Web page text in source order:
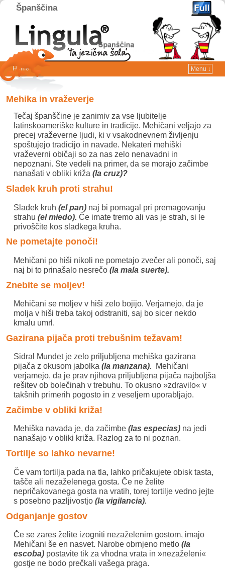
Španščina
Home
Menu ↓
Skip to primary content
Skip to secondary content
Mehika in vraževerje
Tečaj španščine je zanimiv za vse ljubitelje
latinskoameriške kulture in tradicije. Mehičani veljajo za
precej vraževerne ljudi, ki v vsakodnevnem življenju
spoštujejo tradicijo in navade. Nekateri mehiški
vraževerni običaji so za nas zelo nenavadni in
nepoznani. Ste vedeli na primer, da se morajo začimbe
nanašati v obliki križa (la cruz)?
Sladek kruh proti strahu!
Sladek kruh (el pan) naj bi pomagal pri premagovanju
strahu (el miedo). Če imate tremo ali vas je strah, si le
privoščite kos sladkega kruha.
Ne pometajte ponoči!
Mehičani po hiši nikoli ne pometajo zvečer ali ponoči, saj
naj bi to prinašalo nesrečo (la mala suerte).
Znebite se moljev!
Mehičani se moljev v hiši zelo bojijo. Verjamejo, da je
molja v hiši treba takoj odstraniti, saj bo sicer nekdo
kmalu umrl.
Gazirana pijača proti trebušnim težavam!
Sidral Mundet je zelo priljubljena mehiška gazirana
pijača z okusom jabolka (la manzana).
Mehičani
verjamejo, da je prav njihova priljubljena pijača najboljša
rešitev ob bolečinah v trebuhu. To okusno »zdravilo« v
takšnih primerih pogosto in z veseljem uporabljajo.
Začimbe v obliki križa!
Mehiška navada je, da začimbe (las especias) na jedi
nanašajo v obliki križa. Razlog za to ni poznan.
Tortilje so lahko nevarne!
Če vam tortilja pada na tla, lahko pričakujete obisk tasta,
tašče ali nezaželenega gosta. Če ne želite
nepričakovanega gosta na vratih, torej tortilje vedno jejte
s posebno pazljivostjo (la vigilancia).
Odganjanje gostov
Če se zares želite izogniti nezaželenim gostom, imajo
Mehičani še en nasvet. Narobe obrnjeno metlo (la
escoba) postavite tik za vhodna vrata in »nezaželeni«
gostje ne bodo prečkali vašega praga.